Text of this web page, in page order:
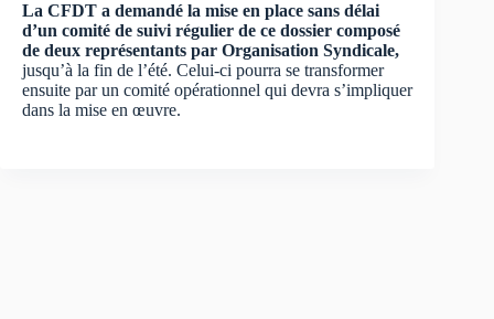
La CFDT a demandé la mise en place sans délai
d’un comité de suivi régulier de ce dossier composé
de deux représentants par Organisation Syndicale,
jusqu’à la fin de l’été. Celui-ci pourra se transformer
ensuite par un comité opérationnel qui devra s’impliquer
dans la mise en œuvre.